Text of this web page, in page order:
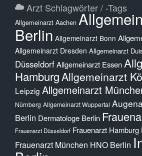
Arzt Schlagwörter / -Tags
Allgemeinarzt Aachen
Berlin Allgemeinarzt Bonn
Allgemeinarzt Dresden Allgemeinarzt
DüsseldorfAllgemeinarzt Essen
HamburgAllgemeinarzt
Leipzig Allgemeinarzt
Nürnberg Allgemeinarzt Wuppertal
Berlin Dermatologe Berlin
Frauenarzt Düsseldorf Frauenarzt Hamburg
Frauenarzt München HNO Berlin